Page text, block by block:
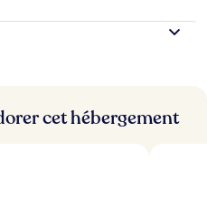
cet hébergement